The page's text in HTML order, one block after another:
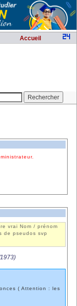
Accueil
vrai Nom / prénom
de pseudos svp
( Attention : les